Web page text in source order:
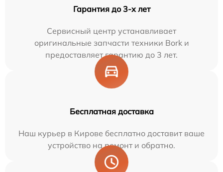
Гарантия до 3-х лет
Сервисный центр устанавливает
оригинальные запчасти техники Bork и
предоставляет гарантию до 3 лет.
Бесплатная доставка
Наш курьер в Кирове бесплатно доставит ваше
устройство на ремонт и обратно.